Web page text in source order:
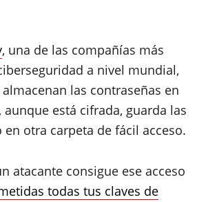
, una de las compañías más
a nivel mundial,
las contraseñas en
aunque está cifrada, guarda las
en otra carpeta de fácil acceso.
atacante consigue ese acceso
todas tus claves de